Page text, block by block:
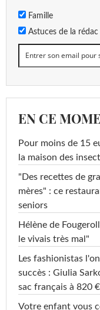
Famille
Astuces de la rédac
EN CE
Pour moins de 15
la maison des
"Des recettes de
mères" : ce
seniors
Hélène de
le vivais très mal"
Les fashionistas
succès : Giulia
sac français à 820 €
Votre enfant vous